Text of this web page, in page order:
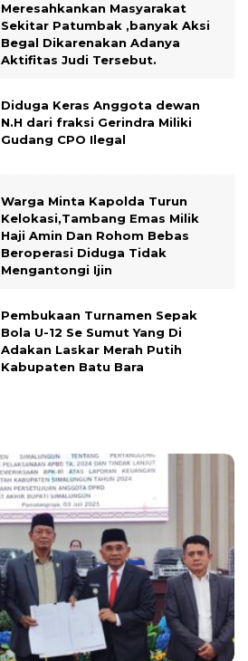
Meresahkankan Masyarakat
Sekitar Patumbak ,banyak Aksi
Begal Dikarenakan Adanya
Aktifitas Judi Tersebut.
Diduga Keras Anggota dewan
N.H dari fraksi Gerindra Miliki
Gudang CPO Ilegal
Warga Minta Kapolda Turun
Kelokasi,Tambang Emas Milik
Haji Amin Dan Rohom Bebas
Beroperasi Diduga Tidak
Mengantongi Ijin
Pembukaan Turnamen Sepak
Bola U-12 Se Sumut Yang Di
Adakan Laskar Merah Putih
Kabupaten Batu Bara